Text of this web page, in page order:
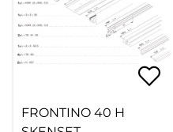
FRONTINO 40 H